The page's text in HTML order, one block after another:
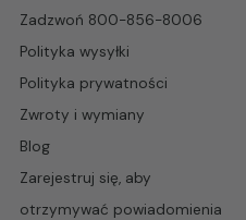
Zadzwoń 800-856-8006
Polityka wysyłki
Polityka prywatności
Zwroty i wymiany
Blog
Zarejestruj się, aby
otrzymywać powiadomienia